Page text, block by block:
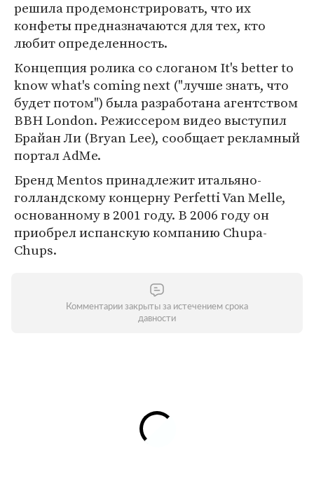
решила продемонстрировать, что их
конфеты предназначаются для тех, кто
любит определенность.
Концепция ролика со слоганом It's better to
know what's coming next ("лучше знать, что
будет потом") была разработана агентством
BBH London. Режиссером видео выступил
Брайан Ли (Bryan Lee), сообщает рекламный
портал AdMe.
Бренд Mentos принадлежит итальяно-
голландскому концерну Perfetti Van Melle,
основанному в 2001 году. В 2006 году он
приобрел испанскую компанию Chupa-
Chups.
Комментарии закрыты за истечением срока
давности